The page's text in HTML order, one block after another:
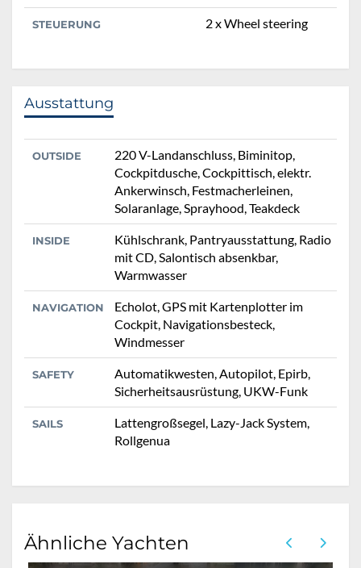
STEUERUNG 2 x Wheel steering
Ausstattung
OUTSIDE
220 V-Landanschluss, Biminitop,
Cockpitdusche, Cockpittisch, elektr.
Ankerwinsch, Festmacherleinen,
Solaranlage, Sprayhood, Teakdeck
INSIDE
Kühlschrank, Pantryausstattung, Radio
mit CD, Salontisch absenkbar,
Warmwasser
NAVIGATION
Echolot, GPS mit Kartenplotter im
Cockpit, Navigationsbesteck,
Windmesser
SAFETY
Automatikwesten, Autopilot, Epirb,
Sicherheitsausrüstung, UKW-Funk
SAILS
Lattengroßsegel, Lazy-Jack System,
Rollgenua
Ähnliche Yachten